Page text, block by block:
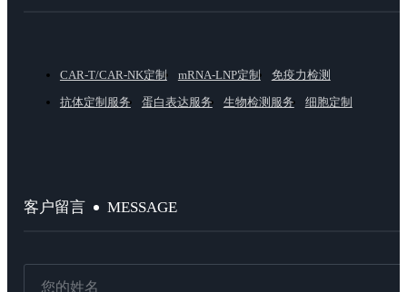
CAR-T/CAR-NK定制 mRNA-LNP定制
免疫力检测
抗体定制服务
蛋白表达服务 生物检测服务 细胞定制
客户留言 MESSAGE